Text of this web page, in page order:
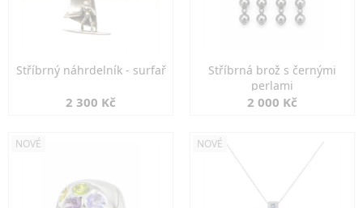
Stříbrný náhrdelník - surfař
2 300 Kč
Stříbrná brož s černými
perlami
2 000 Kč
NOVÉ NOVÉ